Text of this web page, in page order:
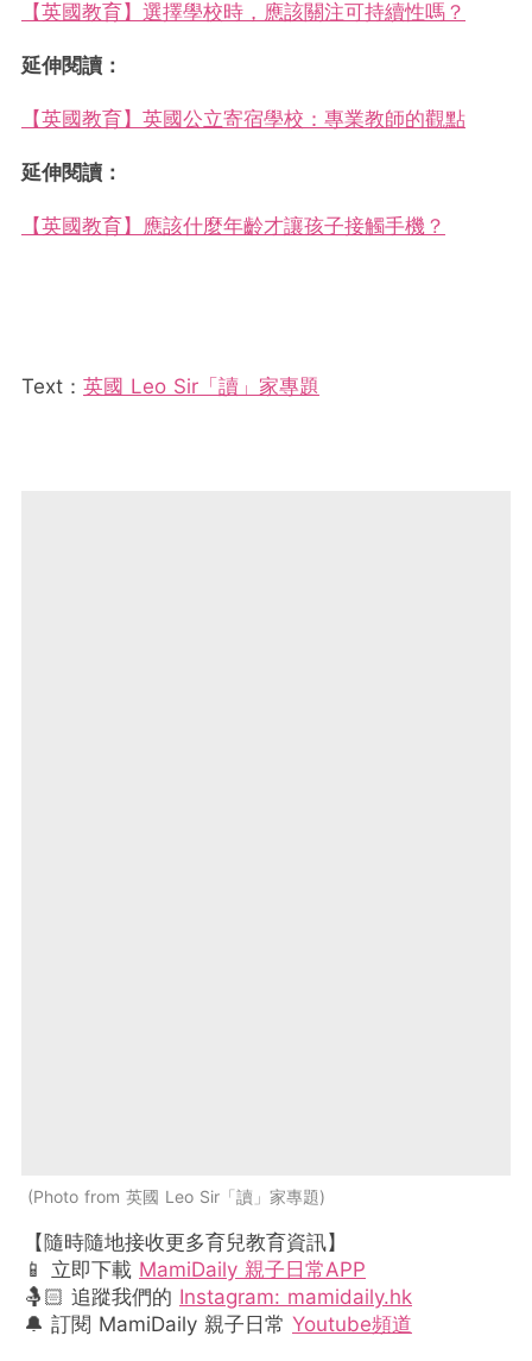
【英國教育】選擇學校時，應該關注可持續性嗎？
延伸閱讀：
【英國教育】英國公立寄宿學校：專業教師的觀點
延伸閱讀：
【英國教育】應該什麼年齡才讓孩子接觸手機？
Text： 英國 Leo Sir「讀」家專題
Photo from 英國 Leo Sir「讀」家專題
【隨時隨地接收更多育兒教育資訊】
📱 立即下載 MamiDaily 親子日常APP
🤱🏻 追蹤我們的 Instagram: mamidaily.hk
🔔 訂閱 MamiDaily 親子日常 Youtube頻道